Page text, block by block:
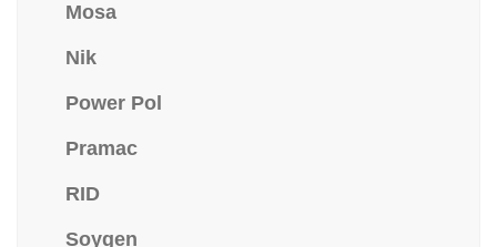
Mosa
Nik
Power Pol
Pramac
RID
Soygen